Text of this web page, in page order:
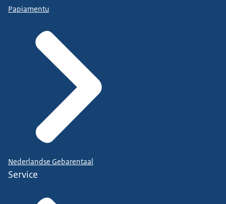
Papiamentu
Nederlandse Gebarentaal
Service